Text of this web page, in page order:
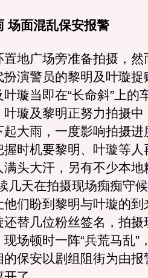
面混乱保安报警
广场旁准备拍摄，然
演警员的黎明及叶璇捉
璇当即在“长命斜”上的
璇及黎明正努力拍摄中
大雨，一度影响拍摄进
时机要黎明、叶璇等人
头大汗，另有不少本地
几天在拍摄现场痴痴守
们盼到黎明与叶璇的到
还替几位粉丝签名，拍
场顿时一阵“兵荒马乱”
保安以剧组阻街为由报